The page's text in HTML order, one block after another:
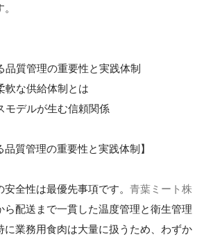
品質管理の重要性と実践体制
軟な供給体制とは
モデルが生む信頼関係
品質管理の重要性と実践体制】
安全性は最優先事項です。青葉ミート株
ら配送まで一貫した温度管理と衛生管理
に業務用食肉は大量に扱うため、わずか